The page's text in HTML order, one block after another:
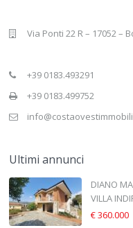
Via Ponti 22 R – 17052 –
+39 0183.493291
+39 0183.499752
Ultimi annunci
DIANO
VILLA
€ 360.000